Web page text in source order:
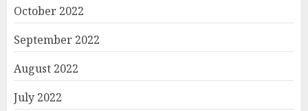
October 2022
September 2022
August 2022
July 2022